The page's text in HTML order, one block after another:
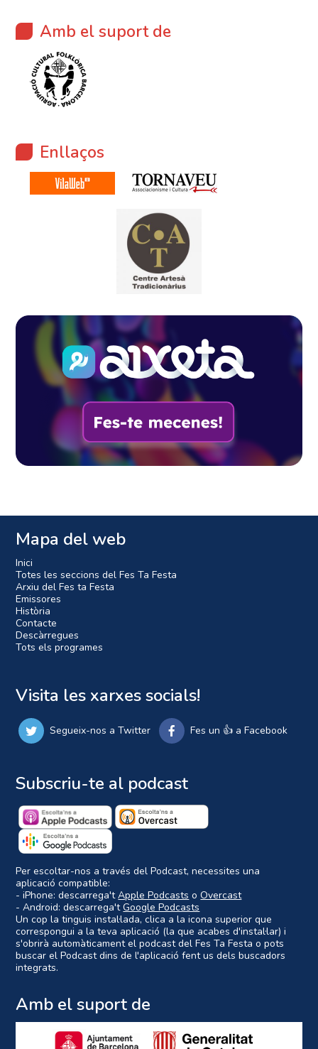
Amb el suport de
Enllaços
Mapa del web
Inici
Totes les seccions del Fes Ta Festa
Arxiu del Fes ta Festa
Emissores
Història
Contacte
Descàrregues
Tots els programes
Visita les xarxes socials!
Segueix-nos a Twitter Fes un 👍 a Facebook
Subscriu-te al podcast
Per escoltar-nos a través del Podcast, necessites una
aplicació compatible:
- iPhone: descarrega'tApple Podcasts oOvercast
- Android: descarrega'tGoogle Podcasts
Un cop la tinguis instal·lada, clica a la icona superior que
correspongui a la teva aplicació (la que acabes d'instal·lar) i
s'obrirà automàticament el podcast del Fes Ta Festa o pots
buscar el Podcast dins de l'aplicació fent us dels buscadors
integrats.
Amb el suport de